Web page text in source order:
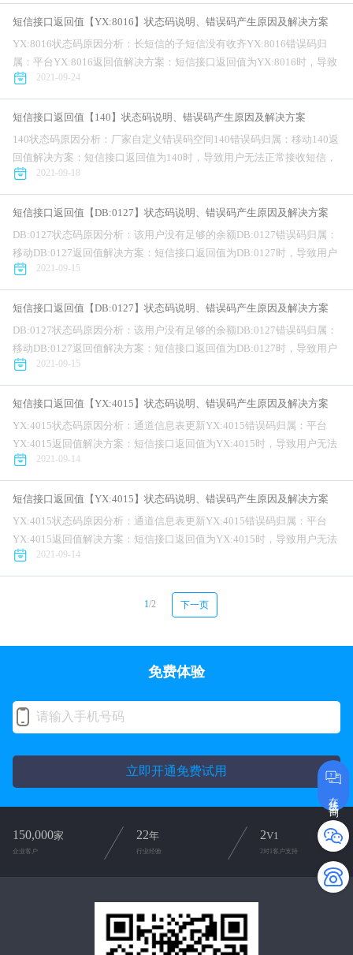
短信接口返回值【YX:8016】状态码说明、错误码产生原因及解决方案
YX:8016状态码原因分析：长短信的子短信没有收齐YX:8016错误码归
属：平台YX:8016返回值解决方案：短信接口返回值为YX:8016时，导致
用户无法正常接收短信，对公司的业务正常开展造成不利...
2021-09-24
短信接口返回值【140】状态码说明、错误码产生原因及解决方案
140状态码原因分析：厂家自定义错误码空间140错误码归属：移动140返
回值解决方案：短信接口返回值为140时，导致用户无法正常接收短信，
对公司的业务正常开展造成不利影响。针对短信接口错误码为140问...
2021-09-18
短信接口返回值【DB:0127】状态码说明、错误码产生原因及解决方案
DB:0127状态码原因分析：该用户没有足够的余额DB:0127错误码归属：
移动DB:0127返回值解决方案：短信接口返回值为DB:0127时，导致用户
无法正常接收短信，对公司的业务正常开展造成不利影...
2021-09-15
短信接口返回值【DB:0127】状态码说明、错误码产生原因及解决方案
DB:0127状态码原因分析：该用户没有足够的余额DB:0127错误码归属：
移动DB:0127返回值解决方案：短信接口返回值为DB:0127时，导致用户
无法正常接收短信，对公司的业务正常开展造成不利影...
2021-09-15
短信接口返回值【YX:4015】状态码说明、错误码产生原因及解决方案
YX:4015状态码原因分析：通道信息表更新YX:4015错误码归属：平台
YX:4015返回值解决方案：短信接口返回值为YX:4015时，导致用户无法
正常接收短信，对公司的业务正常开展造成不利影响。针...
2021-09-14
短信接口返回值【YX:4015】状态码说明、错误码产生原因及解决方案
YX:4015状态码原因分析：通道信息表更新YX:4015错误码归属：平台
YX:4015返回值解决方案：短信接口返回值为YX:4015时，导致用户无法
正常接收短信，对公司的业务正常开展造成不利影响。针...
2021-09-14
1/2 下一页
在线咨询
免费体验
立即开通免费试用
150,000家
企业客户
22年
行业经验
2V1
2对1客户支持